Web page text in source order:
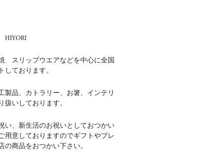
スリップウエアなどを中心に全国
ております。
製品、カトラリー、お箸、インテリ
いしております。
い、新生活のお祝いとしておつかい
用意しておりますのでギフトやプレ
商品をおつかい下さい。